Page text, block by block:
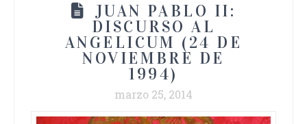
JUAN PABLO II:
DISCURSO AL
ANGELICUM (24 DE
NOVIEMBRE DE
1994)
marzo 25, 2014